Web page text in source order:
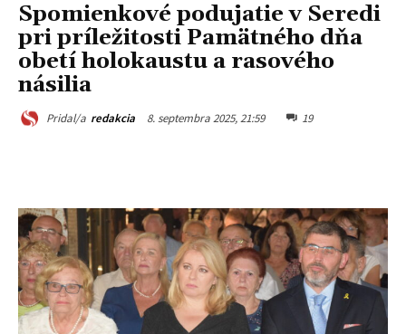
Spomienkové podujatie v Seredi
pri príležitosti Pamätného dňa
obetí holokaustu a rasového
násilia
Pridal/a redakcia 8. septembra 2025, 21:59 19